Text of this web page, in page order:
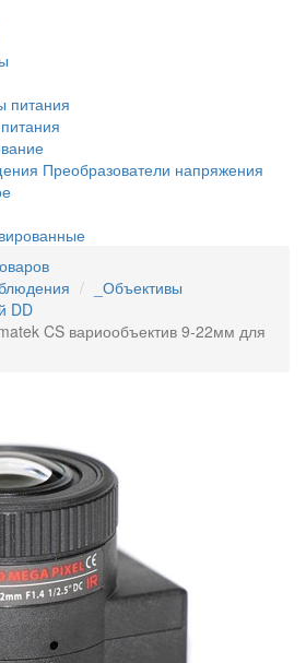
питания
Преобразователи напряжения
_Объективы
DD
CS вариообъектив 9-22мм для